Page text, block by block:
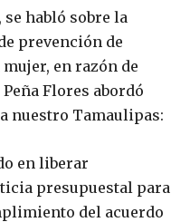
habló sobre la
prevención de
en razón de
Flores abordó
nuestro Tamaulipas:
en liberar
presupuestal para
del acuerdo